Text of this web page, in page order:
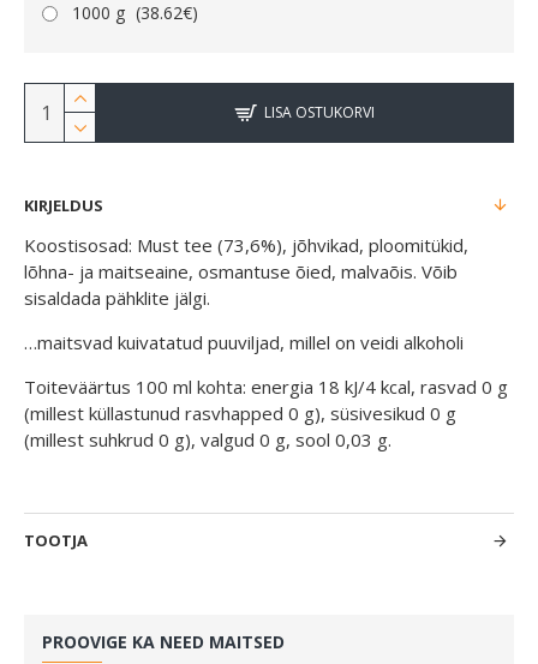
1000 g (38.62€)
LISA OSTUKORVI
PROOVIGE KA NEED MAITSED
KIRJELDUS
Koostisosad: Must tee (73,6%), jõhvikad, ploomitükid,
lõhna- ja maitseaine, osmantuse õied, malvaõis. Võib
sisaldada pähklite jälgi.
…maitsvad kuivatatud puuviljad, millel on veidi alkoholi
Toiteväärtus 100 ml kohta: energia 18 kJ/4 kcal, rasvad 0 g
(millest küllastunud rasvhapped 0 g), süsivesikud 0 g
(millest suhkrud 0 g), valgud 0 g, sool 0,03 g.
TOOTJA